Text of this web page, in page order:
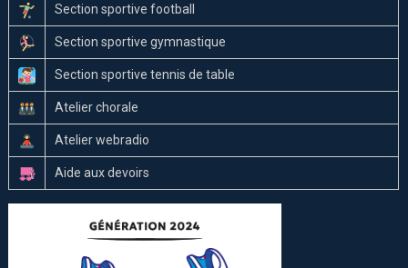
Section sportive football
Section sportive gymnastique
Section sportive tennis de table
Atelier chorale
Atelier webradio
Aide aux devoirs